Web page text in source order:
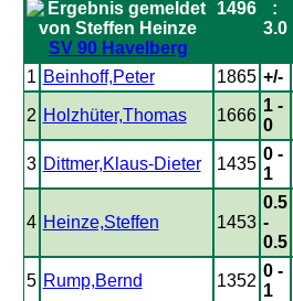
SV 90 Havelberg
1496
:
3.0
1 Beinhoff,Peter 1865 +/-
2 Holzhüter,Thomas 1666
1 -
0
3 Dittmer,Klaus-Dieter 1435
0 -
1
4 Heinze,Steffen 1453
0.5
-
0.5
5 Rump,Bernd 1352
0 -
1